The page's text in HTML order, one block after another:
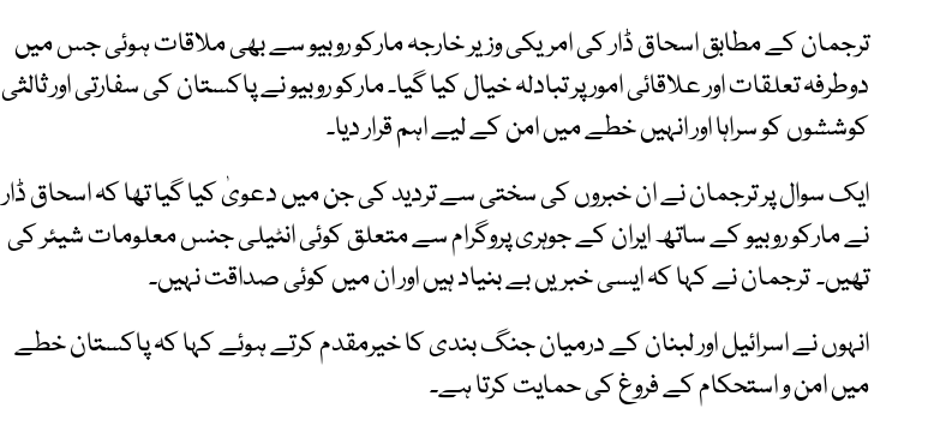
ترجمان کے مطابق اسحاق ڈار کی امریکی وزیر خارجہ مارکو روبیو سے بھی ملاقات ہوئی جس میں
دوطرفہ تعلقات اور علاقائی امور پر تبادلہ خیال کیا گیا۔ مارکو روبیو نے پاکستان کی سفارتی اور ثالثی
کوششوں کو سراہا اور انہیں خطے میں امن کے لیے اہم قرار دیا۔
ایک سوال پر ترجمان نے ان خبروں کی سختی سے تردید کی جن میں دعویٰ کیا گیا تھا کہ اسحاق ڈار
نے مارکو روبیو کے ساتھ ایران کے جوہری پروگرام سے متعلق کوئی انٹیلی جنس معلومات شیئر کی
تھیں۔ ترجمان نے کہا کہ ایسی خبریں بے بنیاد ہیں اور ان میں کوئی صداقت نہیں۔
انہوں نے اسرائیل اور لبنان کے درمیان جنگ بندی کا خیرمقدم کرتے ہوئے کہا کہ پاکستان خطے
میں امن و استحکام کے فروغ کی حمایت کرتا ہے۔